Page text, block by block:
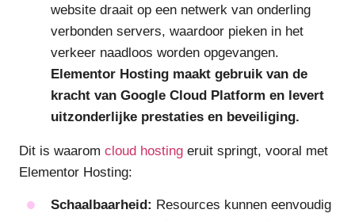
website draait op een netwerk van onderling
verbonden servers, waardoor pieken in het
verkeer naadloos worden opgevangen.
Elementor Hosting maakt gebruik van de
kracht van Google Cloud Platform en levert
uitzonderlijke prestaties en beveiliging.
Dit is waarom cloud hosting eruit springt, vooral met
Elementor Hosting:
Schaalbaarheid: Resources kunnen eenvoudig